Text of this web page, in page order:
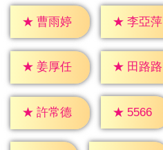
★ 曹雨婷 ★ 李亞萍
★ 姜厚任 ★ 田路路
★ 許常德 ★ 5566